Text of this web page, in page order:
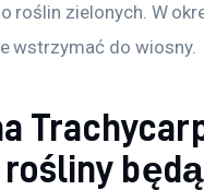
roślin zielonych. W
wstrzymać do wiosny.
rośliny